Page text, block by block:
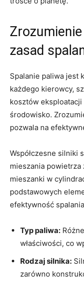
zasad
Spalanie‌ paliwa jest‌
‍każdego kierowcy,
‍kosztów
‌środowisko.
pozwala‍ na
Współczesne⁢ silniki
mieszania powietrza
mieszanki⁢ w
⁢podstawowych
efektywność
Typ paliwa:
właściwości, co
Rodzaj silnika:
zarówno